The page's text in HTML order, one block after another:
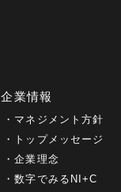
企業情報
マネジメント方針
トップメッセージ
企業理念
数字でみるNI+C